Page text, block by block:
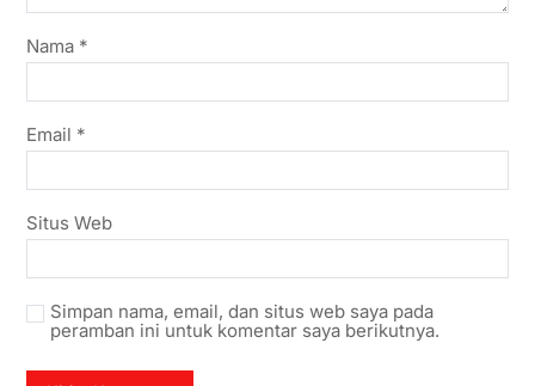
Nama *
Email *
Situs Web
Simpan nama, email, dan situs web saya pada
peramban ini untuk komentar saya berikutnya.